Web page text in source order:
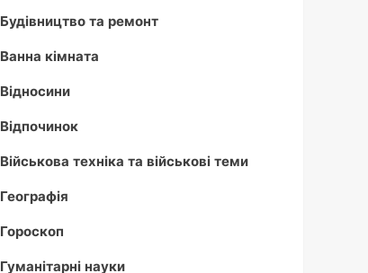
Будівництво та ремонт
Ванна кімната
Відносини
Відпочинок
Військова техніка та військові теми
Географія
Гороскоп
Гуманітарні науки